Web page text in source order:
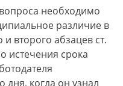
необходимо
различие в
второго абзацев ст.
истечения срока
дня, когда он узнал